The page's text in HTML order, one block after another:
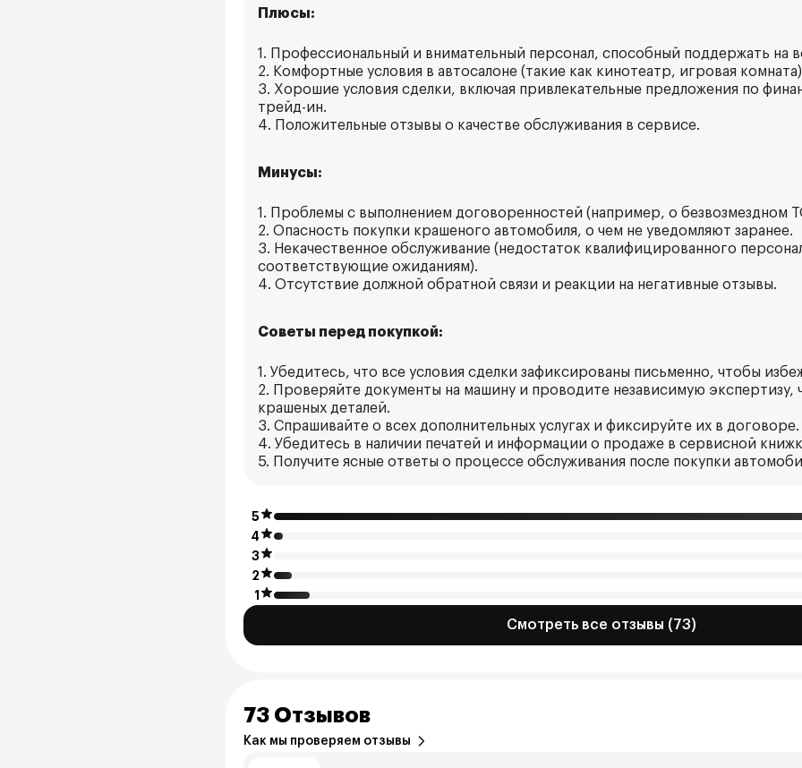
Плюсы:
1. Профессиональный и внимательный персонал, способный поддержать на
2. Комфортные условия в автосалоне (такие как кинотеатр, игровая
3. Хорошие условия сделки, включая привлекательные предложения по
трейд-ин.
4. Положительные отзывы о качестве обслуживания в сервисе.
Минусы:
1. Проблемы с выполнением договоренностей (например, о безвозмездном
2. Опасность покупки крашеного автомобиля, о чем не уведомляют заранее.
3. Некачественное обслуживание (недостаток квалифицированного
соответствующие ожиданиям).
4. Отсутствие должной обратной связи и реакции на негативные отзывы.
Советы перед покупкой:
1. Убедитесь, что все условия сделки зафиксированы письменно, чтобы
2. Проверяйте документы на машину и проводите независимую экспертизу,
крашеных деталей.
3. Спрашивайте о всех дополнительных услугах и фиксируйте их в договоре.
4. Убедитесь в наличии печатей и информации о продаже в сервисной
5. Получите ясные ответы о процессе обслуживания после покупки
5
4
3
2
1
Смотреть все отзывы (73)
73 Отзывов
Как мы проверяем отзывы